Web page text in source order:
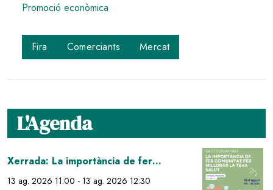
Promoció econòmica
Fira Comerciants Mercat
L'Agenda
Xerrada: La importància de fer
comunitat per millorar la teva salut
13 ag. 2026 11:00 - 13 ag. 2026 12:30
Image